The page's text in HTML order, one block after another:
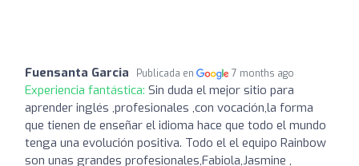
Fuensanta Garcia Publicada en 7 months ago
Experiencia fantástica: Sin duda el mejor sitio para
aprender inglés ,profesionales ,con vocación,la forma
que tienen de enseñar el idioma hace que todo el mundo
tenga una evolución positiva. Todo el el equipo Rainbow
son unas grandes profesionales,Fabiola,Jasmine ,